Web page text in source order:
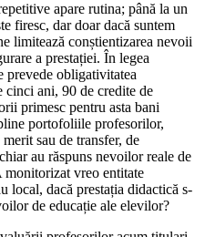
apare rutina; până la un
firesc, dar doar dacă suntem
limitează conștientizarea nevoii
a prestației. În legea
prevede obligativitatea
cinci ani, 90 de credite de
primesc pentru asta bani
portofoliile profesorilor,
sau de transfer, de
au răspuns nevoilor reale de
monitorizat vreo entitate
local, dacă prestația didactică s-
de educație ale elevilor?